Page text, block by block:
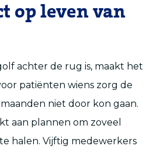
op leven van
achter de rug is, maakt het
patiënten wiens zorg de
niet door kon gaan.
aan plannen om zoveel
halen. Vijftig medewerkers